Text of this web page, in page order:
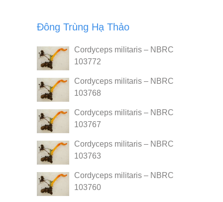
Đông Trùng Hạ Thảo
Cordyceps militaris – NBRC
103772
Cordyceps militaris – NBRC
103768
Cordyceps militaris – NBRC
103767
Cordyceps militaris – NBRC
103763
Cordyceps militaris – NBRC
103760